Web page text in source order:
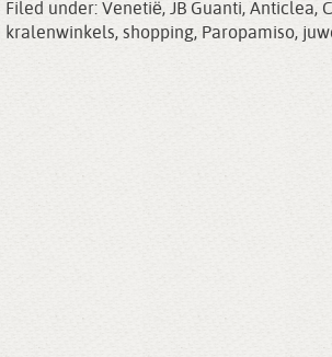
Filed under: Venetië, JB Guanti, Anticlea,
kralenwinkels, shopping, Paropamiso,